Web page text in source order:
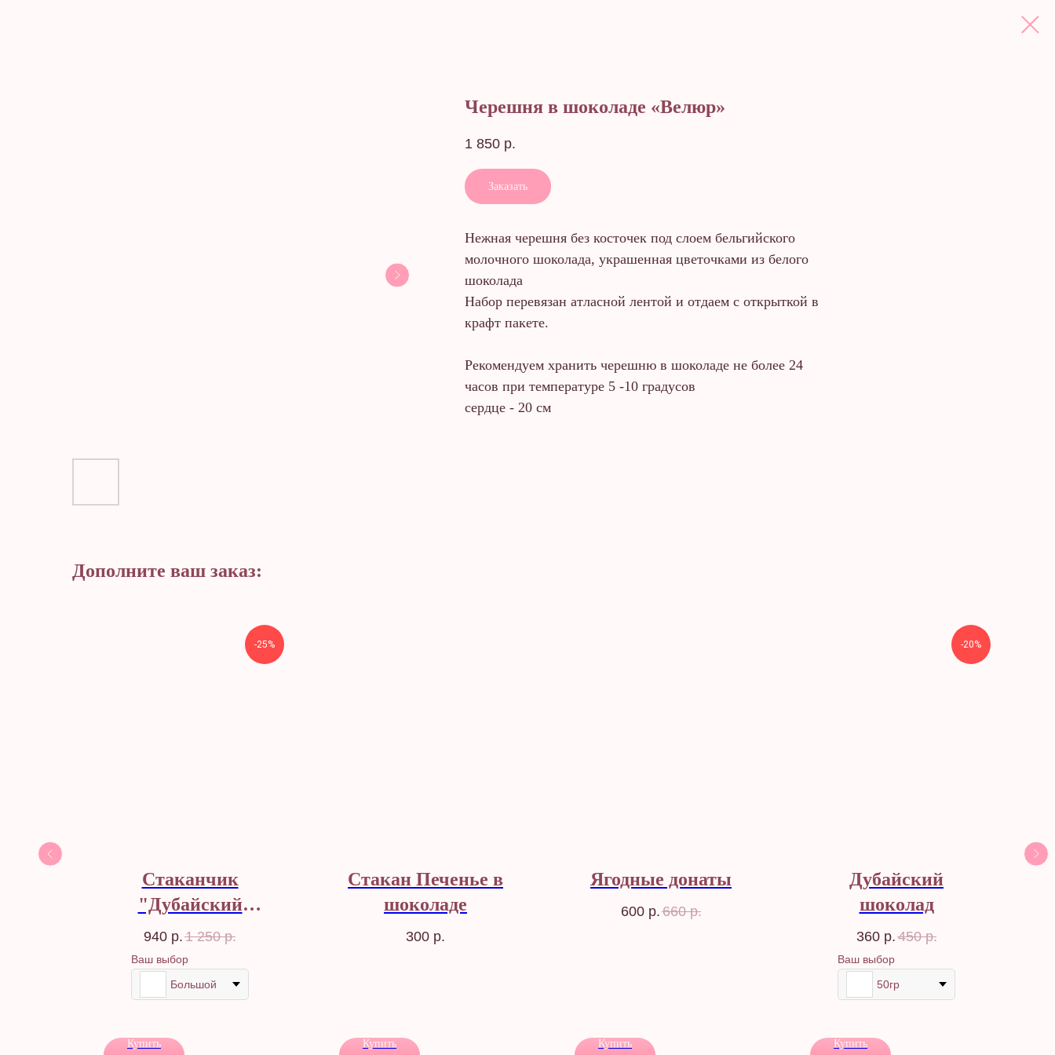
Черешня в шоколаде «Велюр»
1 850 р.
Заказать
Нежная черешня без косточек под слоем бельгийского
молочного шоколада, украшенная цветочками из белого
шоколада
Набор перевязан атласной лентой и отдаем с открыткой в
крафт пакете.
Рекомендуем хранить черешню в шоколаде не более 24
часов при температуре 5 -10 градусов
сердце - 20 см
Дополните ваш заказ:
-25%
Стаканчик
"Дубайский
шоколад"
940 р. 1 250 р.
Ваш выбор
Большой
Купить
Стакан Печенье в
шоколаде
300 р.
Купить
Ягодные донаты
600 р.660 р.
Купить
-20%
Дубайский
шоколад
360 р.450 р.
Ваш выбор
50гр
Купить